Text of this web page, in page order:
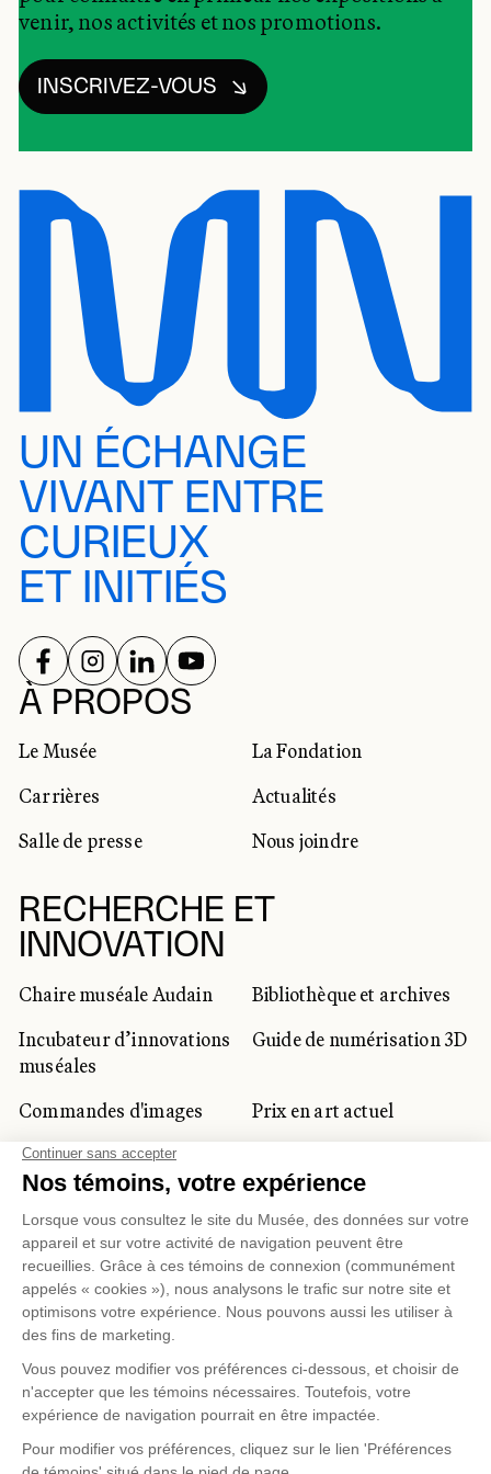
venir, nos activités et nos promotions.
INSCRIVEZ-VOUS
UN ÉCHANGE
VIVANT ENTRE
CURIEUX
ET INITIÉS
À PROPOS
Le Musée
La Fondation
Carrières
Actualités
Salle de presse
Nous joindre
RECHERCHE ET
INNOVATION
Chaire muséale Audain
Bibliothèque et archives
Incubateur d’innovations
muséales
Guide de numérisation 3D
Commandes d'images
Prix en art actuel
Prix Lynne-Cohen
CLIENTÈLE CORPORATIVE
ET PRIVÉE
Location d'espaces
Activités corporatives
professionnels du
tourisme
RÉSEAUX SOCIAUX
SUIVEZ-NOUS SUR
SUIVEZ-NOUS SUR
SUIVEZ-NOUS SUR
SUIVEZ-NOUS SUR
Gestion des témoinsPolitique de confidentialité